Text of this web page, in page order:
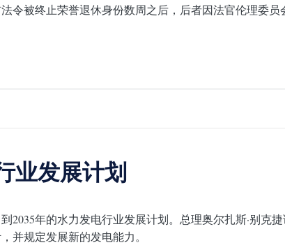
令被终止荣誉退休身份数周之后，后者因法官伦理委员
业发展计划
2035年的水力发电行业发展计划。总理奥尔扎斯·别克
并规定发展新的发电能力。